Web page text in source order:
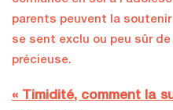
parents peuvent la
se sent exclu ou peu sûr
précieuse.
« Timidité, comment la